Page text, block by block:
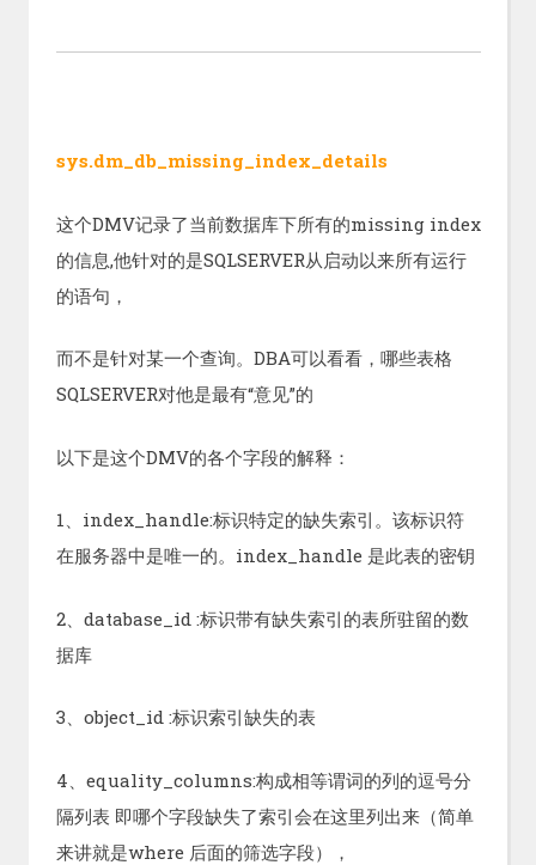
sys.dm_db_missing_index_details
这个DMV记录了当前数据库下所有的missing index
的信息,他针对的是SQLSERVER从启动以来所有运行
的语句，
而不是针对某一个查询。DBA可以看看，哪些表格
SQLSERVER对他是最有“意见”的
以下是这个DMV的各个字段的解释：
1、index_handle:标识特定的缺失索引。该标识符
在服务器中是唯一的。index_handle 是此表的密钥
2、database_id :标识带有缺失索引的表所驻留的数
据库
3、object_id :标识索引缺失的表
4、equality_columns:构成相等谓词的列的逗号分
隔列表 即哪个字段缺失了索引会在这里列出来（简单
来讲就是where 后面的筛选字段），